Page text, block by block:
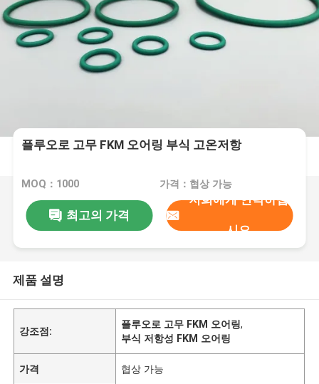
플루오로 고무 FKM 오어링 부식 고온저항
MOQ：1000 가격：협상 가능
최고의 가격
저희에게 연락하십
시오
제품 설명
강조점:
플루오로 고무 FKM 오어링,
부식 저항성 FKM 오어링
가격 협상 가능